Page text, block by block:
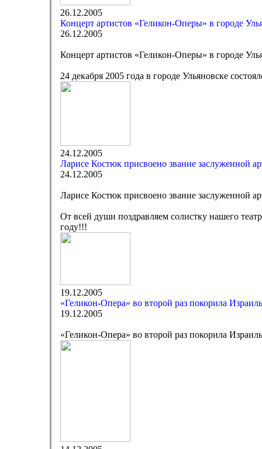
26.12.2005
Концерт артистов «Геликон-Оперы» в городе
26.12.2005
Концерт артистов «Геликон-Оперы» в городе
24 декабря 2005 года в городе Ульяновске
24.12.2005
Ларисе Костюк присвоено звание заслуженной
24.12.2005
Ларисе Костюк присвоено звание заслуженной
От всей души поздравляем солистку нашего
году!!!
19.12.2005
«Геликон-Опера» во второй раз покорила Израиль
19.12.2005
«Геликон-Опера» во второй раз покорила Израиль